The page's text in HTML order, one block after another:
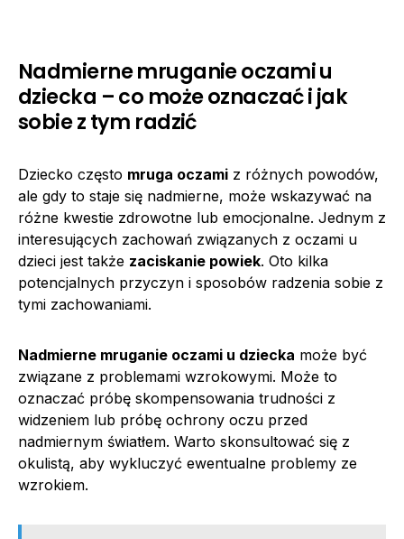
Nadmierne mruganie oczami u
dziecka – co może oznaczać i jak
sobie z tym radzić
Dziecko często mruga oczami z różnych powodów,
ale gdy to staje się nadmierne, może wskazywać na
różne kwestie zdrowotne lub emocjonalne. Jednym z
interesujących zachowań związanych z oczami u
dzieci jest także zaciskanie powiek. Oto kilka
potencjalnych przyczyn i sposobów radzenia sobie z
tymi zachowaniami.
Nadmierne mruganie oczami u dziecka może być
związane z problemami wzrokowymi. Może to
oznaczać próbę skompensowania trudności z
widzeniem lub próbę ochrony oczu przed
nadmiernym światłem. Warto skonsultować się z
okulistą, aby wykluczyć ewentualne problemy ze
wzrokiem.